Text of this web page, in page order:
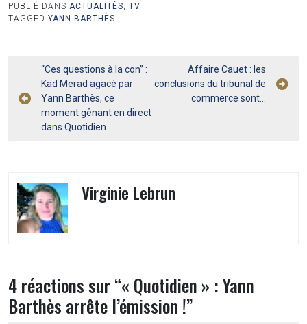
PUBLIÉ DANS ACTUALITÉS, TV
TAGGED YANN BARTHÈS
Navigation
de
l’article
“Ces questions à la con” :
Kad Merad agacé par
Yann Barthès, ce
moment gênant en direct
dans Quotidien
Affaire Cauet : les
conclusions du tribunal de
commerce sont…
Virginie Lebrun
4 réactions sur “« Quotidien » : Yann
Barthès arrête l’émission !”